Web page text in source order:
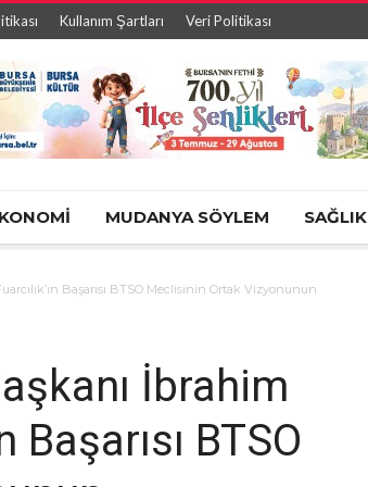
Kullanım Şartları Veri Politikası
MUDANYA SÖYLEM SAĞLIK
Başarısı BTSO Meclisinin Ortak Vizyonunun
İbrahim
Başarısı BTSO